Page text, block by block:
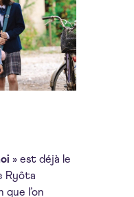
» est déjà le
Ryôta
que l’on